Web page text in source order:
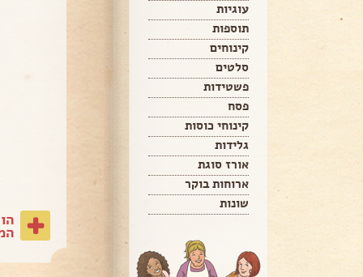
עוגיות
תוספות
קינוחים
סלטים
פשטידות
פסח
קינוחי כוסות
גלידות
אורז סוגת
ארוחות בוקר
שונות